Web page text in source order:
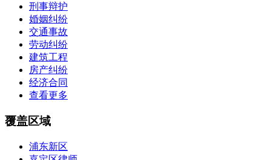
刑事辩护
婚姻纠纷
交通事故
劳动纠纷
建筑工程
房产纠纷
经济合同
查看更多
覆盖区域
浦东新区